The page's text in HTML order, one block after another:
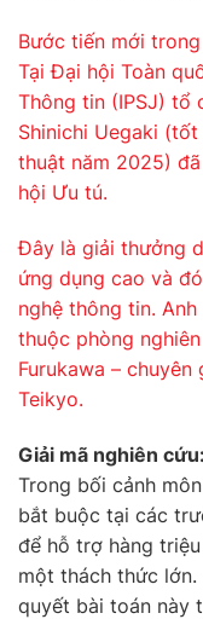
Bước tiến mới
Tại Đại hội Toàn
Thông tin (IPSJ) tổ
Shinichi Uegaki
thuật năm 2025)
hội Ưu tú.
Đây là giải thưởng
ứng dụng cao và
nghệ thông tin.
thuộc phòng
Furukawa –
Teikyo.
Giải mã nghiên
Trong bối cảnh
bắt buộc tại các
để hỗ trợ hàng
một thách thức lớn.
quyết bài toán này